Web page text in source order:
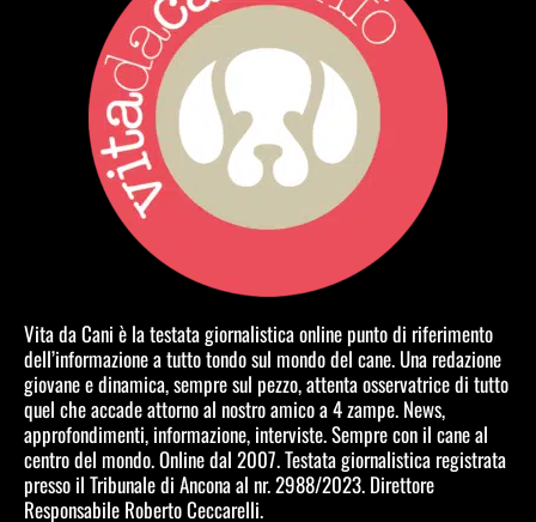
Vita da Cani è la testata giornalistica online punto di riferimento
dell’informazione a tutto tondo sul mondo del cane. Una redazione
giovane e dinamica, sempre sul pezzo, attenta osservatrice di tutto
quel che accade attorno al nostro amico a 4 zampe. News,
approfondimenti, informazione, interviste. Sempre con il cane al
centro del mondo. Online dal 2007. Testata giornalistica registrata
presso il Tribunale di Ancona al nr. 2988/2023. Direttore
Responsabile Roberto Ceccarelli.